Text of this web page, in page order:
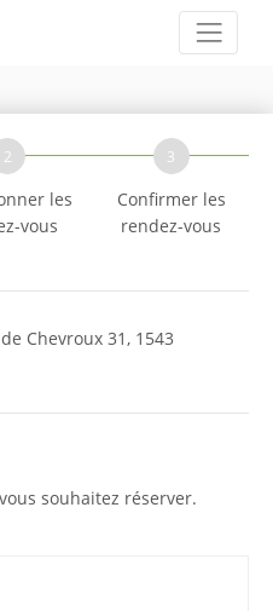
2
les
vous
3
Confirmer les
rendez-vous
Chevroux 31, 1543
souhaitez réserver.